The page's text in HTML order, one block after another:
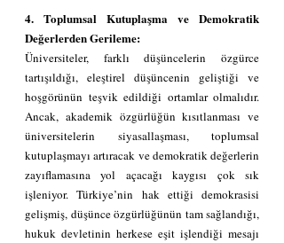
4. Toplumsal Kutuplaşma ve Demokratik
Değerlerden Gerileme:
Üniversiteler, farklı düşüncelerin özgürce
tartışıldığı, eleştirel düşüncenin geliştiği ve
hoşgörünün teşvik edildiği ortamlar olmalıdır.
Ancak, akademik özgürlüğün kısıtlanması ve
üniversitelerin siyasallaşması, toplumsal
kutuplaşmayı artıracak ve demokratik değerlerin
zayıflamasına yol açacağı kaygısı çok sık
işleniyor. Türkiye’nin hak ettiği demokrasisi
gelişmiş, düşünce özgürlüğünün tam sağlandığı,
hukuk devletinin herkese eşit işlendiği mesajı